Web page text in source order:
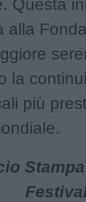
Questa
alla
la
più